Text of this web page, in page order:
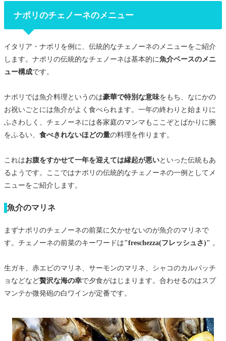
ナポリのチェノーネのメニュー
イタリア・ナポリを例に、伝統的なチェノーネのメニューをご紹介
します。ナポリの伝統的なチェノーネは基本的に魚介ベースのメニ
ュー構成です。
ナポリでは魚介料理というのは豪華で特別な意味をもち、なにかの
お祝いごとには魚介がよく食べられます。一年の終わりと始まりに
ふさわしく、チェノーネには各家庭のマンマもここぞとばかりに腕
をふるい、 食べきれないほどの量の料理を作ります。
これはお腹をすかせて一年を迎えては縁起が悪いといった伝統もあ
るようです。ここではナポリの伝統的なチェノーネの一例としてメ
ニューをご紹介します。
魚介のマリネ
まずナポリのチェノーネの前菜に欠かせないのが魚介のマリネで
す。チェノーネの前菜のキーワードは"freschezza(フレッシュさ)" 。
生ガキ、赤エビのマリネ、サーモンのマリネ、シャコのカルパッチ
ョなどなど贅沢な海の幸で夕食がはじまります。合わせるのはスプ
マンテか微発砲の白ワインが定番です。